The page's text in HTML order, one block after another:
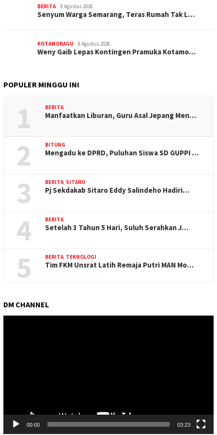
BERITA 8 Agustus 2026
Senyum Warga Semarang, Teras Rumah Tak L…
KOTAMOBAGU 8 Agustus 2026
Weny Gaib Lepas Kontingen Pramuka Kotamo…
POPULER MINGGU INI
1 BERITA
Manfaatkan Liburan, Guru Asal Jepang Men…
2 BITUNG
Mengadu ke DPRD, Puluhan Siswa SD GUPPI …
3 BERITA SITARO
Pj Sekdakab Sitaro Eddy Salindeho Hadiri…
4 BERITA
Setelah 3 Tahun 5 Hari, Suluh Serahkan J…
5 BERITA TEKNOLOGI
Tim FKM Unsrat Latih Remaja Putri MAN Mo…
DM CHANNEL
00:00 03:23